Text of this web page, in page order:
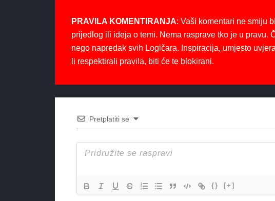
PRAVILA KOMENTIRANJA: Vaši komentari ne smiju
prijedlog ili ideja o temi. Nema rasprave tko je u
nego napredak svih Logičara. Inspiracija, umjesto
li respektirali pravila, biti će te blokirani.
Pretplatiti se
{} [+]